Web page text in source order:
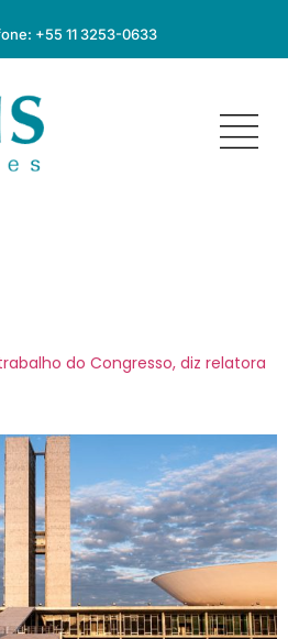
+55 11 3253-0633
do Congresso, diz relatora